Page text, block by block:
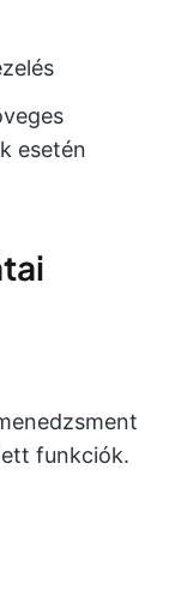
esetén
funkciók.